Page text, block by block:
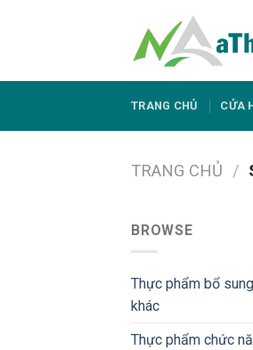
TRANG CHỦ CỬA
TRANG CHỦ /
BROWSE
Thực phẩm bổ
khác
Thực phẩm chức